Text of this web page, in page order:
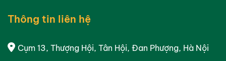
Thông tin liên hệ
Cụm 13, Thượng Hội, Tân Hội, Đan Phượng, Hà Nội